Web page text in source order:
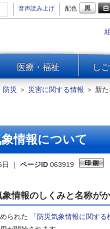
音声読み上げ 配色
一覧
医療・福祉 し
サ
防災 ＞ 災害に関する情報 ＞ 新
情報について
｜ ページID 063919
象情報のしくみと名称が
られた 「防災気象情報に関する